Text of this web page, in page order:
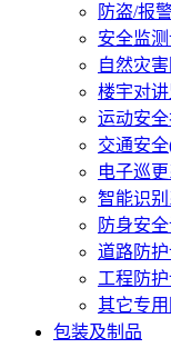
防盗/报
安全监
自然灾
楼宇对
运动安
交通安
电子巡
智能识
防身安
道路防
工程防
其它专
包装及制品